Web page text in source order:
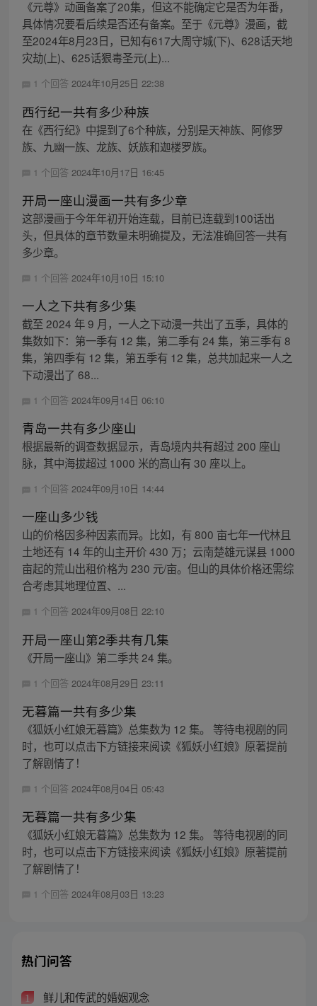
《元尊》动画备案了20集，但这不能确定它是否为年番，
具体情况要看后续是否还有备案。至于《元尊》漫画，截
至2024年8月23日，已知有617大周守城(下)、628话天地
灾劫(上)、625话狠毒圣元(上)...
1 个回答 2024年10月25日 22:38
西行纪一共有多少种族
在《西行纪》中提到了6个种族，分别是天神族、阿修罗
族、九幽一族、龙族、妖族和迦楼罗族。
1 个回答 2024年10月17日 16:45
开局一座山漫画一共有多少章
这部漫画于今年年初开始连载，目前已连载到100话出
头，但具体的章节数量未明确提及，无法准确回答一共有
多少章。
1 个回答 2024年10月10日 15:10
一人之下共有多少集
截至 2024 年 9 月，一人之下动漫一共出了五季，具体的
集数如下：第一季有 12 集，第二季有 24 集，第三季有 8
集，第四季有 12 集，第五季有 12 集，总共加起来一人之
下动漫出了 68...
1 个回答 2024年09月14日 06:10
青岛一共有多少座山
根据最新的调查数据显示，青岛境内共有超过 200 座山
脉，其中海拔超过 1000 米的高山有 30 座以上。
1 个回答 2024年09月10日 14:44
一座山多少钱
山的价格因多种因素而异。比如，有 800 亩七年一代林且
土地还有 14 年的山主开价 430 万；云南楚雄元谋县 1000
亩起的荒山出租价格为 230 元/亩。但山的具体价格还需综
合考虑其地理位置、...
1 个回答 2024年09月08日 22:10
开局一座山第2季共有几集
《开局一座山》第二季共 24 集。
1 个回答 2024年08月29日 23:11
无暮篇一共有多少集
《狐妖小红娘无暮篇》总集数为 12 集。 等待电视剧的同
时，也可以点击下方链接来阅读《狐妖小红娘》原著提前
了解剧情了！
1 个回答 2024年08月04日 05:43
无暮篇一共有多少集
《狐妖小红娘无暮篇》总集数为 12 集。 等待电视剧的同
时，也可以点击下方链接来阅读《狐妖小红娘》原著提前
了解剧情了！
1 个回答 2024年08月03日 13:23
热门问答
1 鲜儿和传武的婚姻观念